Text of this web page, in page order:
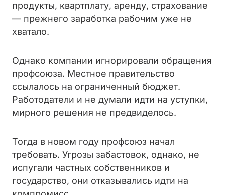
продукты, квартплату, аренду, страхование
— прежнего заработка рабочим уже не
хватало.
Однако компании игнорировали обращения
профсоюза. Местное правительство
ссылалось на ограниченный бюджет.
Работодатели и не думали идти на уступки,
мирного решения не предвиделось.
Тогда в новом году профсоюз начал
требовать. Угрозы забастовок, однако, не
испугали частных собственников и
государство, они отказывались идти на